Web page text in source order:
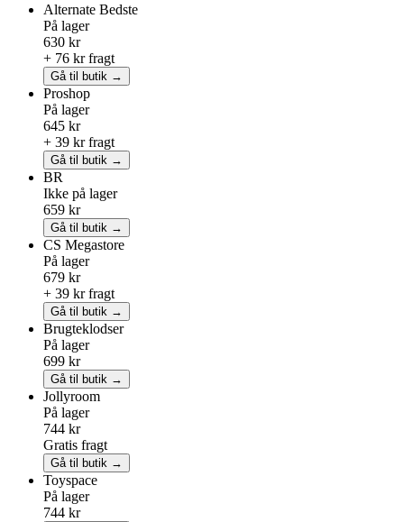
Alternate Bedste
På lager
630 kr
+ 76 kr fragt
Gå til butik →
Proshop
På lager
645 kr
+ 39 kr fragt
Gå til butik →
BR
Ikke på lager
659 kr
Gå til butik →
CS Megastore
På lager
679 kr
+ 39 kr fragt
Gå til butik →
Brugteklodser
På lager
699 kr
Gå til butik →
Jollyroom
På lager
744 kr
Gratis fragt
Gå til butik →
Toyspace
På lager
744 kr